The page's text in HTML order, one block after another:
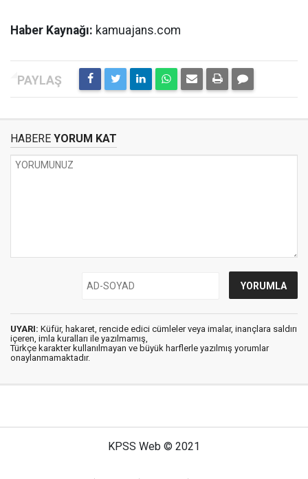
Haber Kaynağı: kamuajans.com
HABERE YORUM KAT
UYARI: Küfür, hakaret, rencide edici cümleler veya imalar, inançlara saldırı
içeren, imla kuralları ile yazılmamış,
Türkçe karakter kullanılmayan ve büyük harflerle yazılmış yorumlar
onaylanmamaktadır.
KPSS Web © 2021